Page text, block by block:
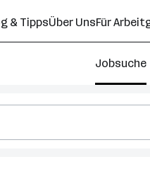
& TippsÜber UnsFür
Jobsuche